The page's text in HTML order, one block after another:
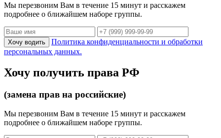
Мы перезвоним Вам в течение 15 минут и расскажем
подробнее о ближайшем наборе группы.
Хочу водить
Политика конфиденциальности и обработки
персональных данных.
Хочу получить права РФ
(замена прав на российские)
Мы перезвоним Вам в течение 15 минут и расскажем
подробнее о ближайшем наборе группы.